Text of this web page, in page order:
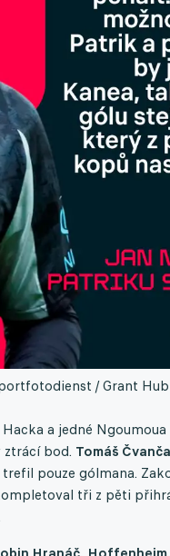
/ Grant
a jedné
bod. Tomáš
pouze gólmana.
tři z pěti